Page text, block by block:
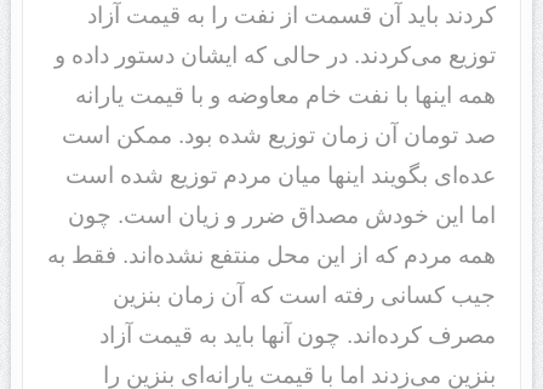
کردند باید آن قسمت از نفت را به قیمت آزاد
توزیع می‌کردند. در حالی که ایشان دستور داده و
همه اینها با نفت خام معاوضه و با قیمت یارانه
صد تومان آن زمان توزیع شده بود. ممکن است
عده‌ای بگویند اینها میان مردم توزیع شده است
اما این خودش مصداق ضرر و زیان است. چون
همه مردم که از این محل منتفع نشده‌اند. فقط به
جیب کسانی رفته است که آن زمان بنزین
مصرف کرده‌اند. چون آنها باید به قیمت آزاد
بنزین می‌زدند اما با قیمت یارانه‌ای بنزین را